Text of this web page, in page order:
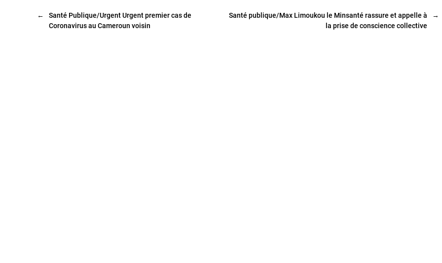
←
Santé Publique/Urgent Urgent premier cas de
Coronavirus au Cameroun voisin
→
Santé publique/Max Limoukou le Minsanté rassure et appelle à
la prise de conscience collective